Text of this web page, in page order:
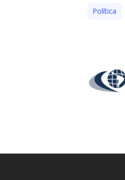
Polí­tica